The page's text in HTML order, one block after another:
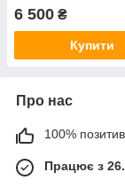
6 500 ₴
Купити
Про нас
100%
Працює з